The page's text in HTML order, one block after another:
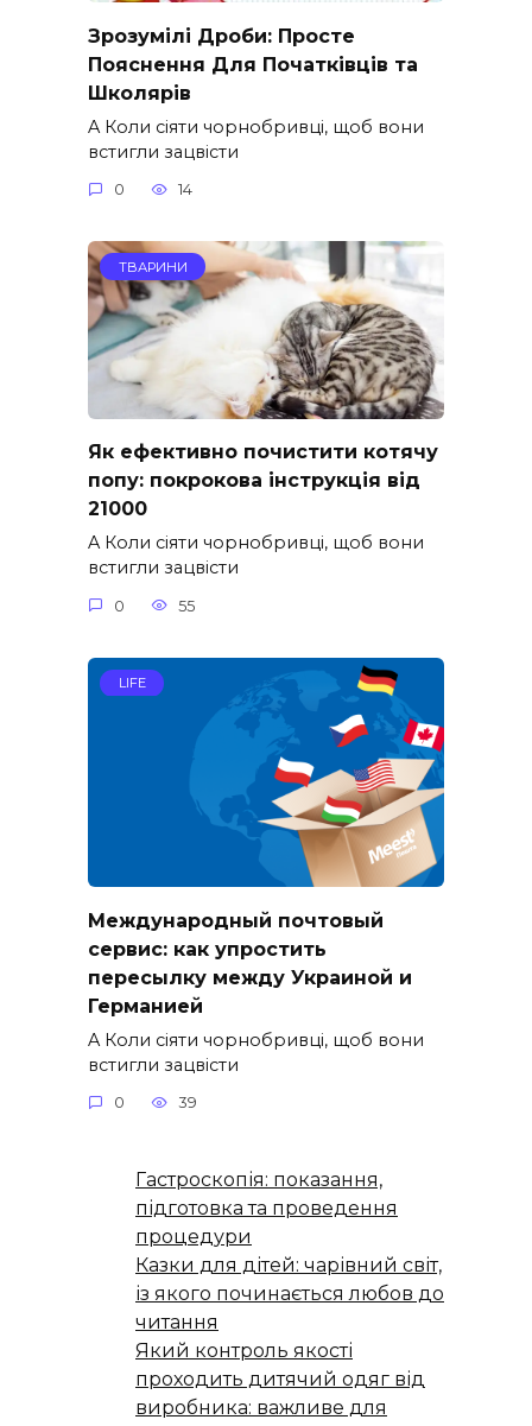
Зрозумілі Дроби: Просте
Пояснення Для Початківців та
Школярів
A Коли сіяти чорнобривці, щоб вони
встигли зацвісти
0 14
ТВАРИНИ
Як ефективно почистити котячу
попу: покрокова інструкція від
21000
A Коли сіяти чорнобривці, щоб вони
встигли зацвісти
0 55
LIFE
Международный почтовый
сервис: как упростить
пересылку между Украиной и
Германией
A Коли сіяти чорнобривці, щоб вони
встигли зацвісти
0 39
Гастроскопія: показання,
підготовка та проведення
процедури
Казки для дітей: чарівний світ,
із якого починається любов до
читання
Який контроль якості
проходить дитячий одяг від
виробника: важливе для